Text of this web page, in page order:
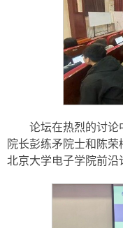
论坛在热烈的讨论
院长彭练矛院士和陈
北京大学电子学院前沿